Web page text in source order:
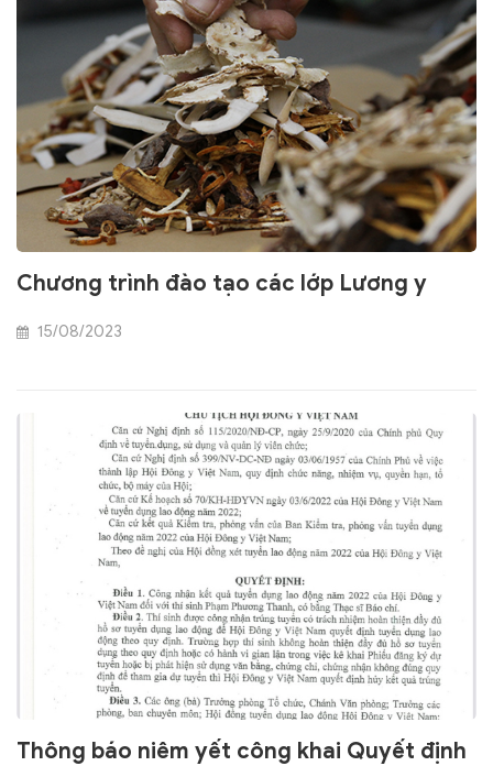
Chương trình đào tạo các lớp Lương y
15/08/2023
Thông báo niêm yết công khai Quyết định